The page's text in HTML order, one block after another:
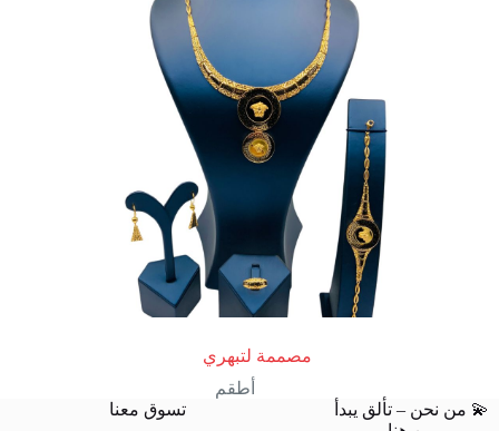
مصممة لتبهري
أطقم
💫 من نحن – تألق يبدأ
تسوق معنا